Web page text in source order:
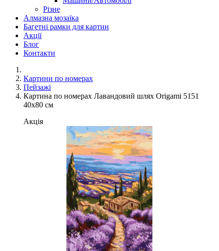
Різне
Алмазна мозаїка
Багетні рамки для картин
Акції
Блог
Контакти
Картини по номерах
Пейзажі
Картина по номерах Лавандовий шлях Origami 5151
40x80 см
Акція